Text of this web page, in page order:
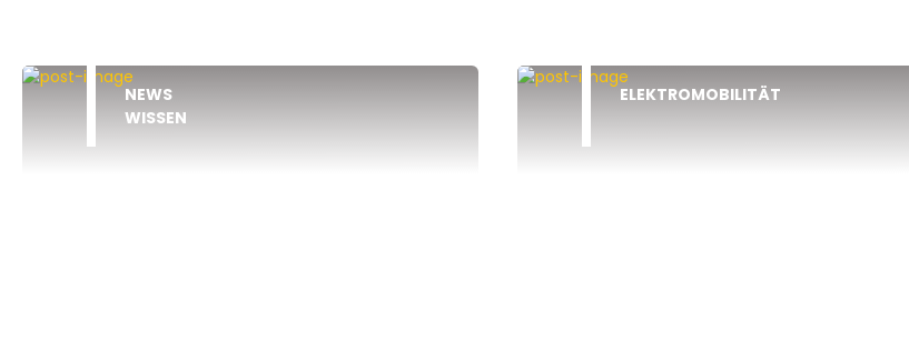
NEWS
WISSEN
ELEKTROMOBILITÄT